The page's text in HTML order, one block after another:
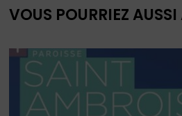
VOUS POURRIEZ